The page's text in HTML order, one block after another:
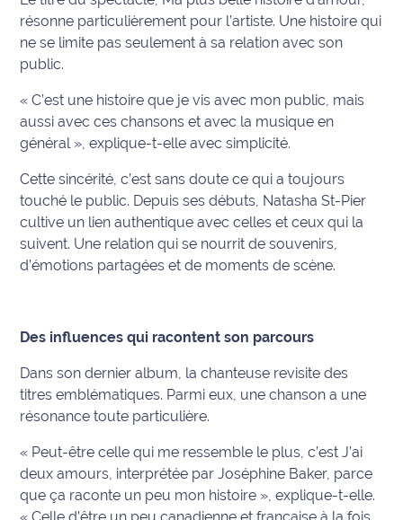
Coup de
coeur
Maritima
Fil
rouge
Maritima
L'anecdote
de Jeff
C'est
mon
Coachs
plan
sortie
Nous
contacter
résonne particulièrement pour l’artiste. Une histoire qui
ne se limite pas seulement à sa relation avec son
public.
« C’est une histoire que je vis avec mon public, mais
aussi avec ces chansons et avec la musique en
général », explique-t-elle avec simplicité.
Cette sincérité, c’est sans doute ce qui a toujours
touché le public. Depuis ses débuts, Natasha St-Pier
cultive un lien authentique avec celles et ceux qui la
suivent. Une relation qui se nourrit de souvenirs,
d’émotions partagées et de moments de scène.
Des influences qui racontent son parcours
Dans son dernier album, la chanteuse revisite des
titres emblématiques. Parmi eux, une chanson a une
résonance toute particulière.
« Peut-être celle qui me ressemble le plus, c’est J’ai
deux amours, interprétée par Joséphine Baker, parce
que ça raconte un peu mon histoire », explique-t-elle.
« Celle d’être un peu canadienne et française à la fois.